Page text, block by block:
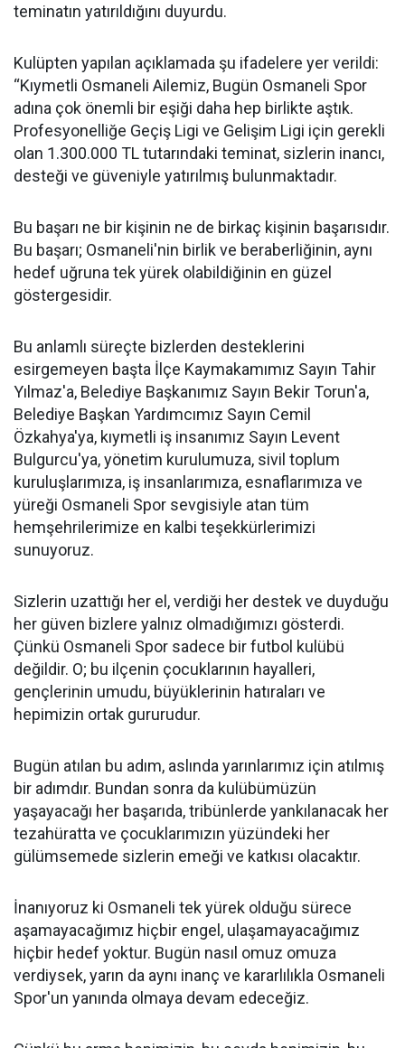
teminatın yatırıldığını duyurdu.
Kulüpten yapılan açıklamada şu ifadelere yer verildi:
“Kıymetli Osmaneli Ailemiz, Bugün Osmaneli Spor
adına çok önemli bir eşiği daha hep birlikte aştık.
Profesyonelliğe Geçiş Ligi ve Gelişim Ligi için gerekli
olan 1.300.000 TL tutarındaki teminat, sizlerin inancı,
desteği ve güveniyle yatırılmış bulunmaktadır.
Bu başarı ne bir kişinin ne de birkaç kişinin başarısıdır.
Bu başarı; Osmaneli'nin birlik ve beraberliğinin, aynı
hedef uğruna tek yürek olabildiğinin en güzel
göstergesidir.
Bu anlamlı süreçte bizlerden desteklerini
esirgemeyen başta İlçe Kaymakamımız Sayın Tahir
Yılmaz'a, Belediye Başkanımız Sayın Bekir Torun'a,
Belediye Başkan Yardımcımız Sayın Cemil
Özkahya'ya, kıymetli iş insanımız Sayın Levent
Bulgurcu'ya, yönetim kurulumuza, sivil toplum
kuruluşlarımıza, iş insanlarımıza, esnaflarımıza ve
yüreği Osmaneli Spor sevgisiyle atan tüm
hemşehrilerimize en kalbi teşekkürlerimizi
sunuyoruz.
Sizlerin uzattığı her el, verdiği her destek ve duyduğu
her güven bizlere yalnız olmadığımızı gösterdi.
Çünkü Osmaneli Spor sadece bir futbol kulübü
değildir. O; bu ilçenin çocuklarının hayalleri,
gençlerinin umudu, büyüklerinin hatıraları ve
hepimizin ortak gururudur.
Bugün atılan bu adım, aslında yarınlarımız için atılmış
bir adımdır. Bundan sonra da kulübümüzün
yaşayacağı her başarıda, tribünlerde yankılanacak her
tezahüratta ve çocuklarımızın yüzündeki her
gülümsemede sizlerin emeği ve katkısı olacaktır.
İnanıyoruz ki Osmaneli tek yürek olduğu sürece
aşamayacağımız hiçbir engel, ulaşamayacağımız
hiçbir hedef yoktur. Bugün nasıl omuz omuza
verdiysek, yarın da aynı inanç ve kararlılıkla Osmaneli
Spor'un yanında olmaya devam edeceğiz.